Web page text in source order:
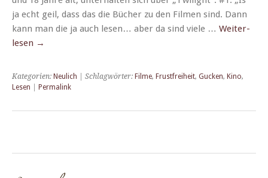
ja echt geil, dass das die Büch­er zu den Fil­men sind. Dann
kann man die ja auch lesen… aber da sind viele … Weit­er­
lesen →
Kategorien: Neulich | Schlagwörter: Filme, Frustfreiheit, Gucken, Kino,
Lesen
Permalink